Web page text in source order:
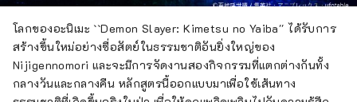
โลกของอะนิเมะ ``Demon Slayer: Kimetsu no Yaiba'' ได้รับการ
สร้างขึ้นใหม่อย่างซื่อสัตย์ในธรรมชาติอันยิ่งใหญ่ของ
Nijigennomori และจะมีการจัดงานสองกิจกรรมที่แตกต่างกันทั้ง
กลางวันและกลางคืน หลักสูตรนี้ออกแบบมาเพื่อใช้เส้นทาง